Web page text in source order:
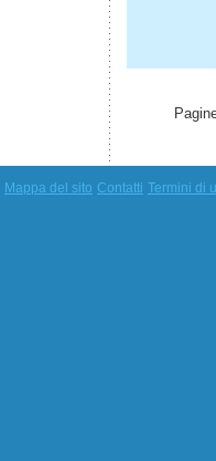
Mappa del sito Contatti Termini di